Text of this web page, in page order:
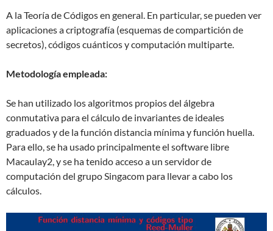
A la Teoría de Códigos en general. En particular, se pueden ver
aplicaciones a criptografía (esquemas de compartición de
secretos), códigos cuánticos y computación multiparte.
Metodología empleada:
Se han utilizado los algoritmos propios del álgebra
conmutativa para el cálculo de invariantes de ideales
graduados y de la función distancia mínima y función huella.
Para ello, se ha usado principalmente el software libre
Macaulay2, y se ha tenido acceso a un servidor de
computación del grupo Singacom para llevar a cabo los
cálculos.